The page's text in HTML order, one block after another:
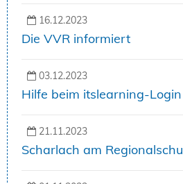
16.12.2023
Die VVR informiert
03.12.2023
Hilfe beim itslearning-
21.11.2023
Scharlach am